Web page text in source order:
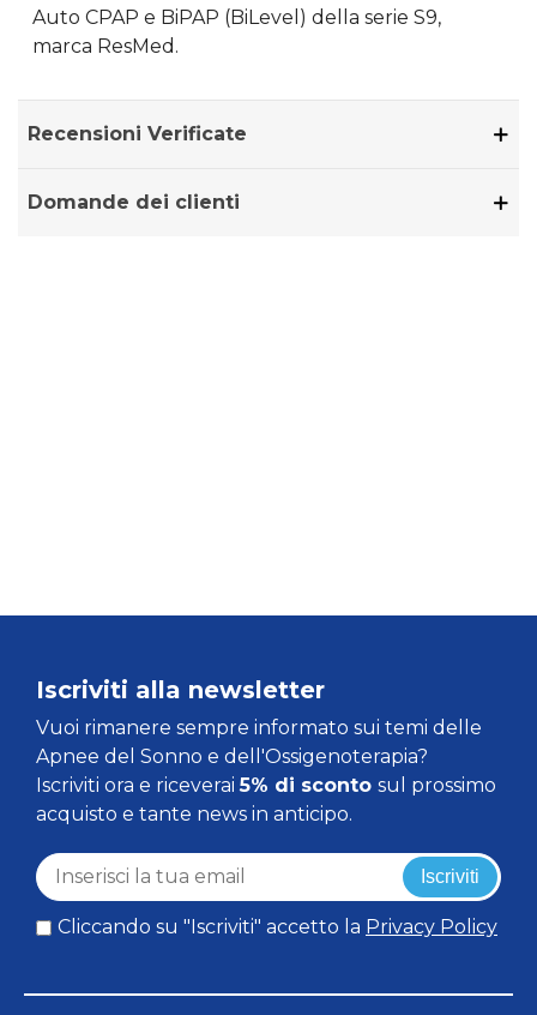
Auto CPAP e BiPAP (BiLevel) della serie S9,
marca ResMed.
Recensioni Verificate
Domande dei clienti
Iscriviti alla newsletter
Vuoi rimanere sempre informato sui temi delle
Apnee del Sonno e dell'Ossigenoterapia?
Iscriviti ora e riceverai5% di sconto sul prossimo
acquisto e tante news in anticipo.
Iscriviti
Cliccando su "Iscriviti" accetto la Privacy Policy